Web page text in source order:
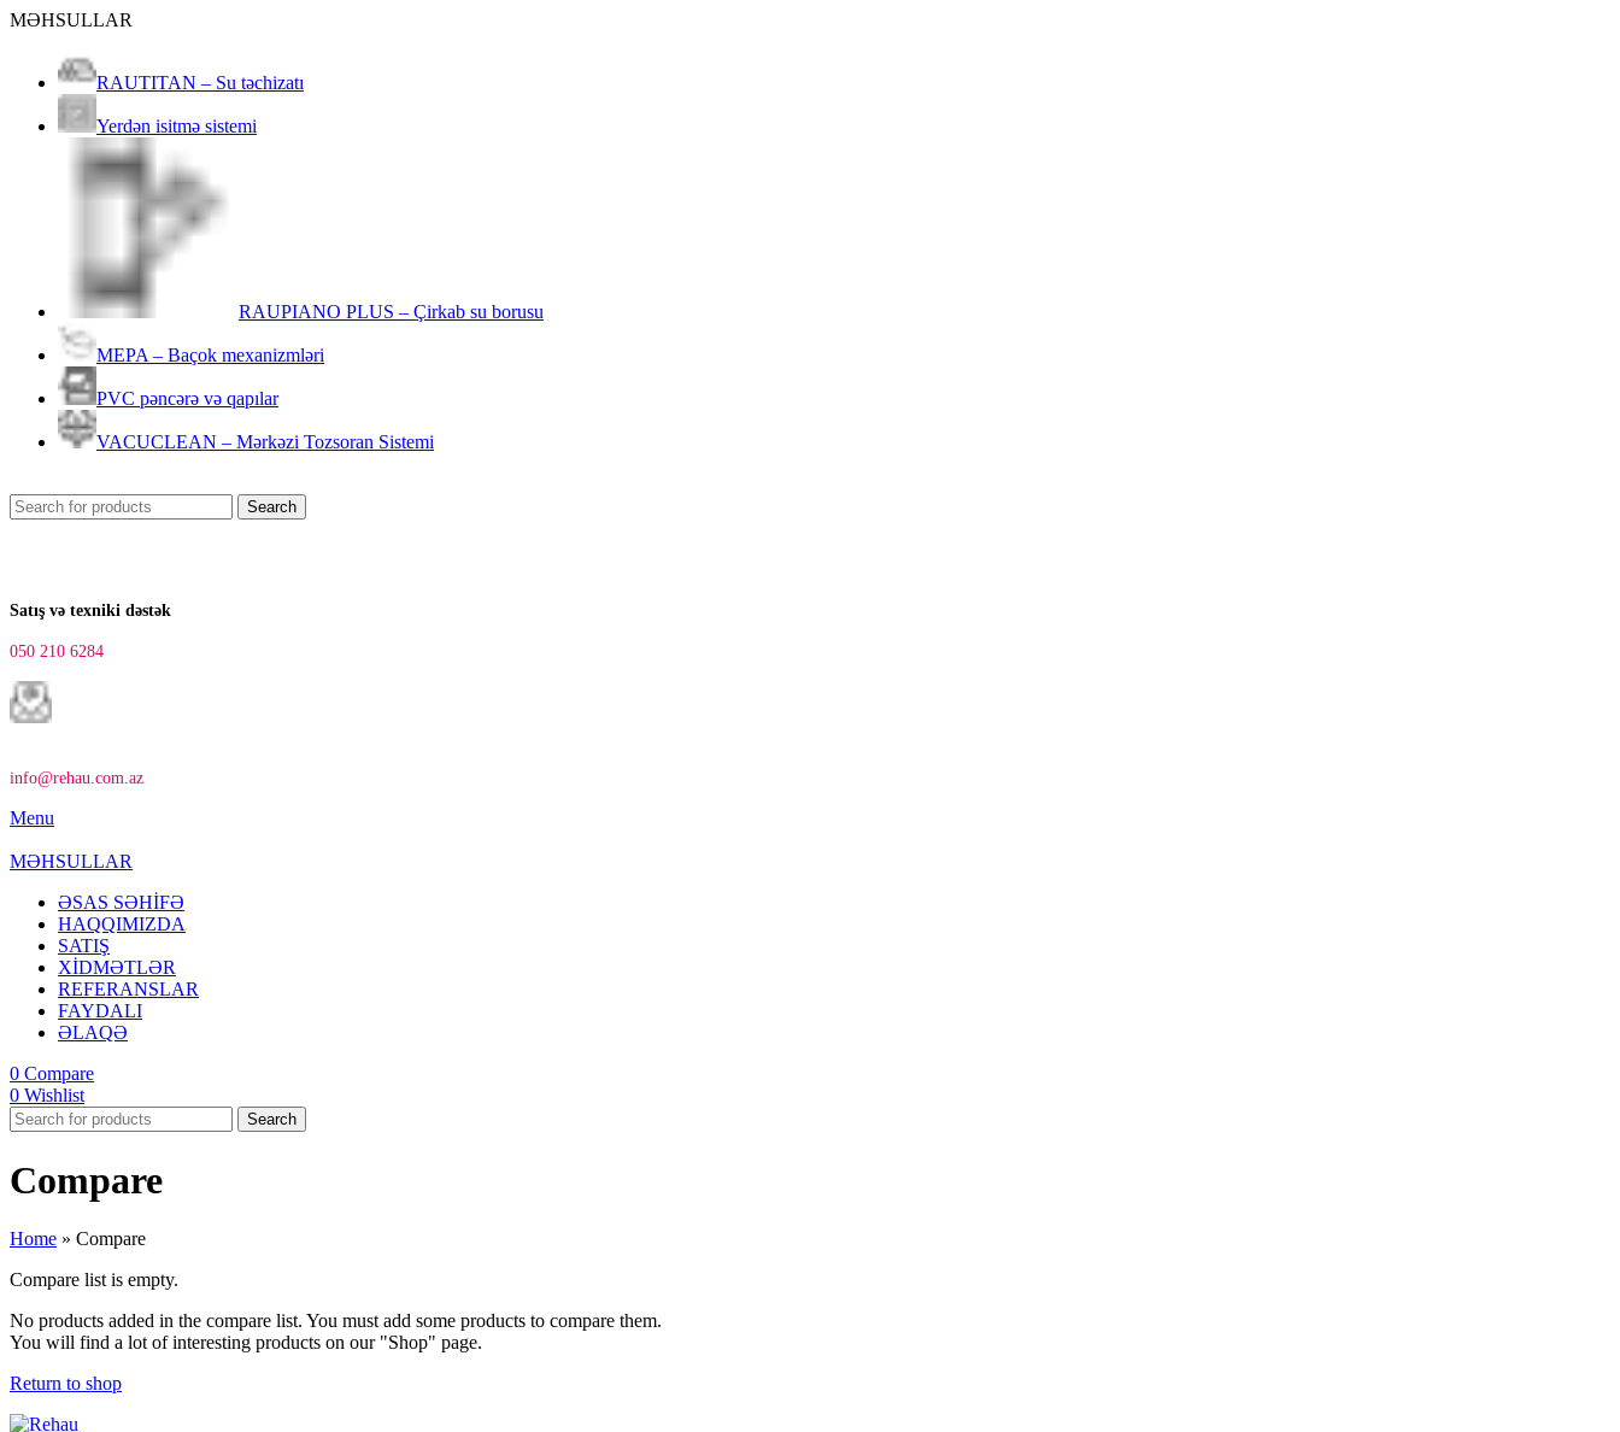
MƏHSULLAR
RAUTITAN – Su təchizatı
Yerdən isitmə sistemi
RAUPIANO PLUS – Çirkab su borusu
MEPA – Baçok mexanizmləri
PVC pəncərə və qapılar
VACUCLEAN – Mərkəzi Tozsoran Sistemi
Search
Satış və texniki dəstək
050 210 6284
info@rehau.com.az
Menu
MƏHSULLAR
ƏSAS SƏHİFƏ
HAQQIMIZDA
SATIŞ
XİDMƏTLƏR
REFERANSLAR
FAYDALI
ƏLAQƏ
0 Compare
0 Wishlist
Search
Compare
Home » Compare
Compare list is empty.
No products added in the compare list. You must add some products to compare them.
You will find a lot of interesting products on our "Shop" page.
Return to shop